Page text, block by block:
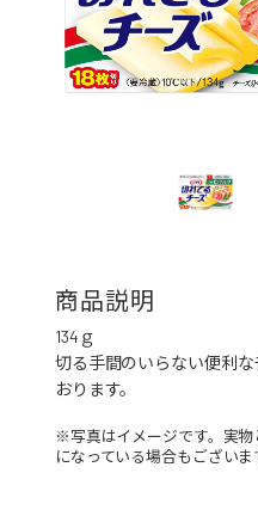
商品説明
134ｇ
切る手間のいらない便利
おります。
※写真はイメージです。実
になっている場合もござい